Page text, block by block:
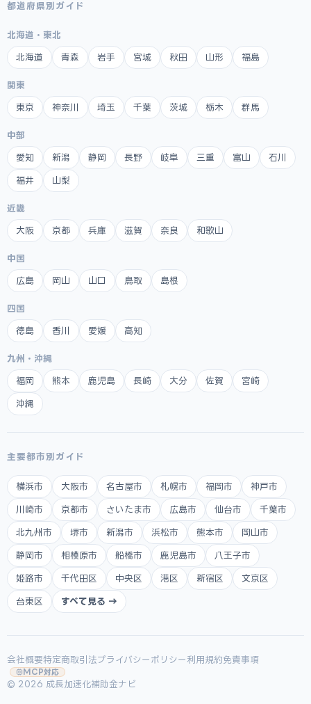
都道府県別ガイド
北海道・東北
北海道 青森 岩手 宮城 秋田 山形 福島
関東
東京 神奈川 埼玉 千葉 茨城 栃木 群馬
中部
愛知 新潟 静岡 長野 岐阜 三重 富山 石川
福井 山梨
近畿
大阪 京都 兵庫 滋賀 奈良 和歌山
中国
広島 岡山 山口 鳥取 島根
四国
徳島 香川 愛媛 高知
九州・沖縄
福岡 熊本 鹿児島 長崎 大分 佐賀 宮崎
沖縄
主要都市別ガイド
横浜市 大阪市 名古屋市 札幌市 福岡市 神戸市
川崎市 京都市 さいたま市 広島市 仙台市 千葉市
北九州市 堺市 新潟市 浜松市 熊本市 岡山市
静岡市 相模原市 船橋市 鹿児島市 八王子市
姫路市 千代田区 中央区 港区 新宿区 文京区
台東区 すべて見る →
会社概要特定商取引法プライバシーポリシー 利用規約免責事項
MCP対応
© 2026 成長加速化補助金ナビ